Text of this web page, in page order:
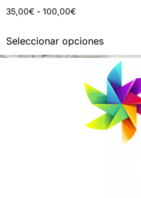
35,00€ - 100,00€
Seleccionar opciones